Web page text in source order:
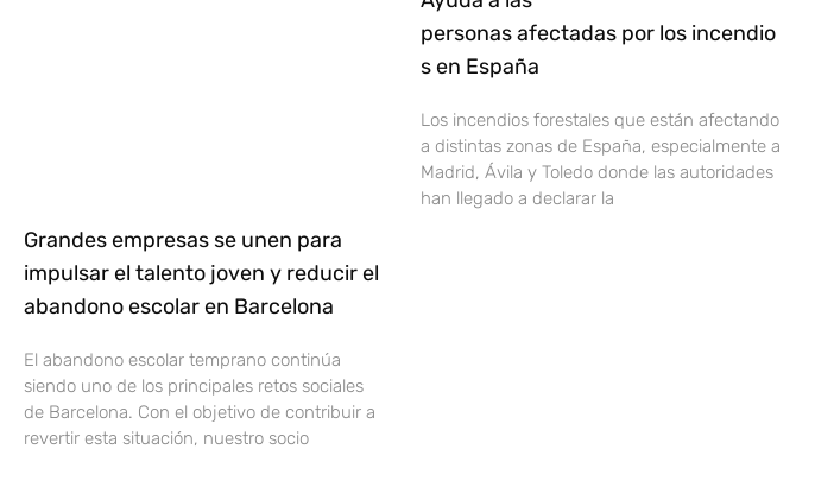
Grandes empresas se unen para
impulsar el talento joven y reducir el
abandono escolar en Barcelona
El abandono escolar temprano continúa
siendo uno de los principales retos sociales
de Barcelona. Con el objetivo de contribuir a
revertir esta situación, nuestro socio
personas afectadas por los incendio
s en España
Los incendios forestales que están afectando
a distintas zonas de España, especialmente a
Madrid, Ávila y Toledo donde las autoridades
han llegado a declarar la